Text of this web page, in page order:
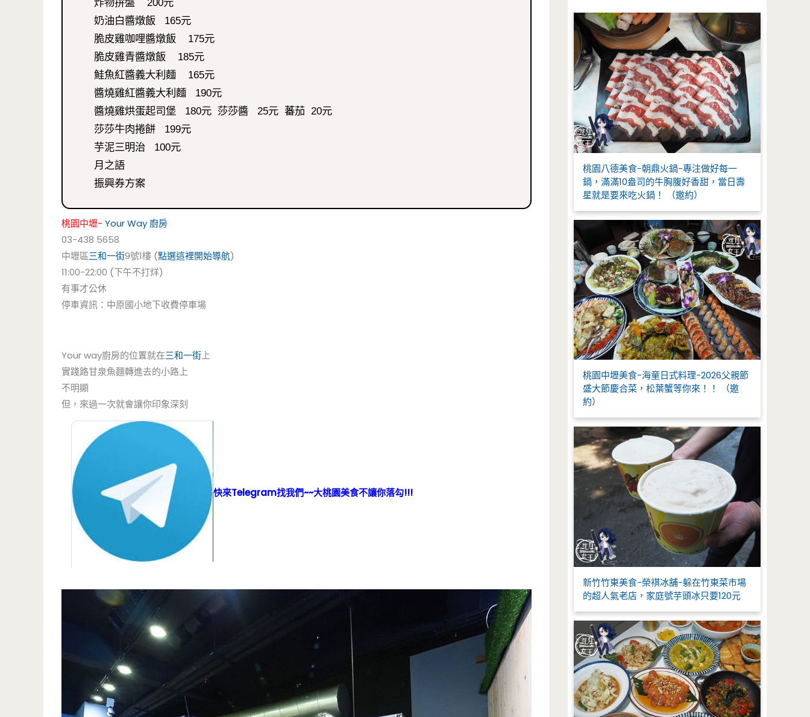
炸物拚盤 200元
奶油白醬燉飯 165元
脆皮雞咖哩醬燉飯 175元
脆皮雞青醬燉飯 185元
鮭魚紅醬義大利麵 165元
醬燒雞紅醬義大利麵 190元
醬燒雞烘蛋起司堡 180元 莎莎醬 25元 蕃茄 20元
莎莎牛肉捲餅 199元
芋泥三明治 100元
月之語
振興券方案
桃園中壢- Your Way 廚房
03-438 5658
中壢區三和一街9號1樓 (點選這裡開始導航)
11:00-22:00 (下午不打烊)
有事才公休
停車資訊：中原國小地下收費停車場
Your way廚房的位置就在三和一街 上
實踐路甘泉魚麵轉進去的小路上
不明顯
但，來過一次就會讓你印象深刻
快來Telegram找我們~~大桃園美食不讓你落勾!!!
:
桃園八德美食-朝鼎火鍋-專注做好每一
鍋，滿滿10盎司的牛胸腹好香甜，當日壽
星就是要來吃火鍋！ （邀約）
桃園中壢美食-海童日式料理-2026父親節
盛大節慶合菜，松葉蟹等你來！！ （邀
約）
新竹竹東美食-榮祺冰舖-躲在竹東菜市場
的超人氣老店，家庭號芋頭冰只要120元